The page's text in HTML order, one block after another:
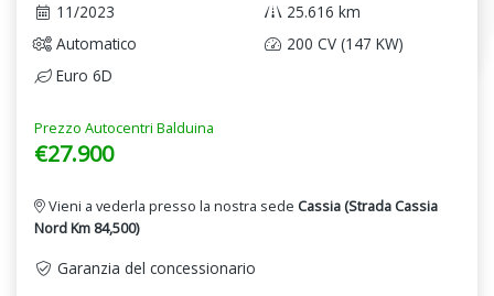
11/2023
25.616 km
Automatico
200 CV (147 KW)
Euro 6D
Prezzo Autocentri Balduina
€27.900
Vieni a vederla presso la nostra sede Cassia (Strada Cassia
Nord Km 84,500)
Garanzia del concessionario